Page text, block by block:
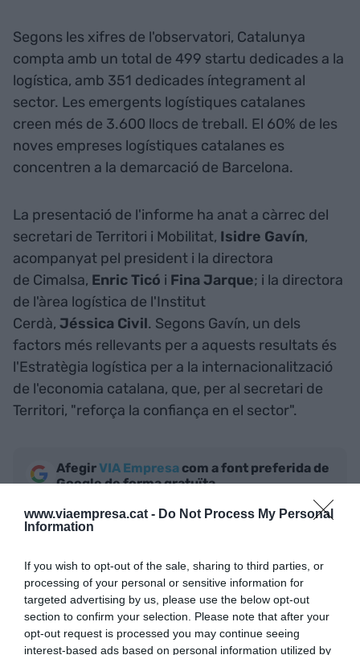
www.viaempresa.cat - Do Not Process My Personal
Information
If you wish to opt-out of the sale, sharing to third parties, or
processing of your personal or sensitive information for
targeted advertising by us, please use the below opt-out
section to confirm your selection. Please note that after your
opt-out request is processed you may continue seeing
interest-based ads based on personal information utilized by
Segons les xifres de l'observatori, Catalunya
compta amb un total de 499 startu dedicades a la
logística, amb 351 dedicades íntegrament al
sector. Les emergents logístiques catalanes
creen més de 3.600 llocs de treball. El 60% de les
noves empreses logístiques catalanes es
concentren a la demarcació de Barcelona.
La presentació de l'informe ha anat a càrrec del
secretari de Territori i Mobilitat, Isidre Gavín,
acompanyat pel president i la directora
de Cimalsa, EnricTicó i FinaJarque; i la directora
de l'àrea logística de l'Institut
Cerdà, Jéssica Civil. Segons Gavín, un dels
factors més rellevants per a aquests resultats és
l'Estratègia logística per a la internacionalització
de l'economia catalana, que, per al secretari de
Territori, "reforça la confiança en el sector".
AfegirVIA Empresa com a font preferida de
Google de forma gratuïta
Estigues informat amb les últimes notícies d'actualitat
ACTIVAR ARA